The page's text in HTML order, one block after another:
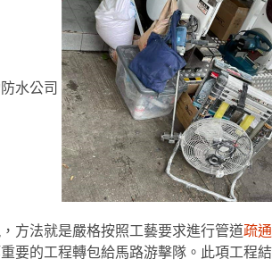
水公司
方法就是嚴格按照工藝要求進行管道疏通
要的工程轉包給馬路游擊隊。此項工程